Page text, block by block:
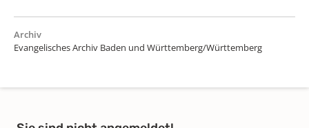
Archiv
Evangelisches Archiv Baden und Württemberg/Württemberg